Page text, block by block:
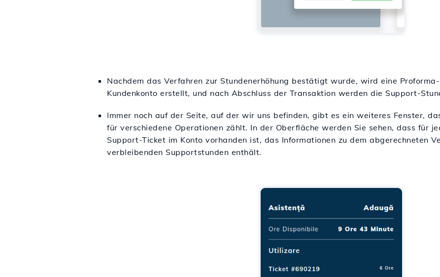
Nachdem das Verfahren zur Stundenerhöhung bestätigt wurde, wird eine
Kundenkonto erstellt, und nach Abschluss der Transaktion werden die Support-
Immer noch auf der Seite, auf der wir uns befinden, gibt es ein weiteres Fenster,
für verschiedene Operationen zählt. In der Oberfläche werden Sie sehen, dass für
Support-Ticket im Konto vorhanden ist, das Informationen zu dem abgerechneten
verbleibenden Supportstunden enthält.